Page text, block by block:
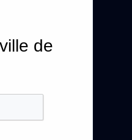
de